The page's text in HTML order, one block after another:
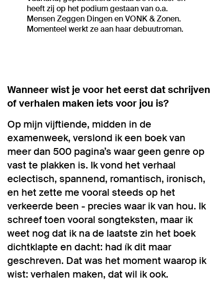
heeft zij op het podium gestaan van o.a.
Mensen Zeggen Dingen en VONK & Zonen.
Momenteel werkt ze aan haar debuutroman.
Wanneer wist je voor het eerst dat schrijven
of verhalen maken iets voor jou is?
Op mijn vijftiende, midden in de
examenweek, verslond ik een boek van
meer dan 500 pagina’s waar geen genre op
vast te plakken is. Ik vond het verhaal
eclectisch, spannend, romantisch, ironisch,
en het zette me vooral steeds op het
verkeerde been - precies waar ik van hou. Ik
schreef toen vooral songteksten, maar ik
weet nog dat ik na de laatste zin het boek
dichtklapte en dacht: had ík dit maar
geschreven. Dat was het moment waarop ik
wist: verhalen maken, dat wil ik ook.